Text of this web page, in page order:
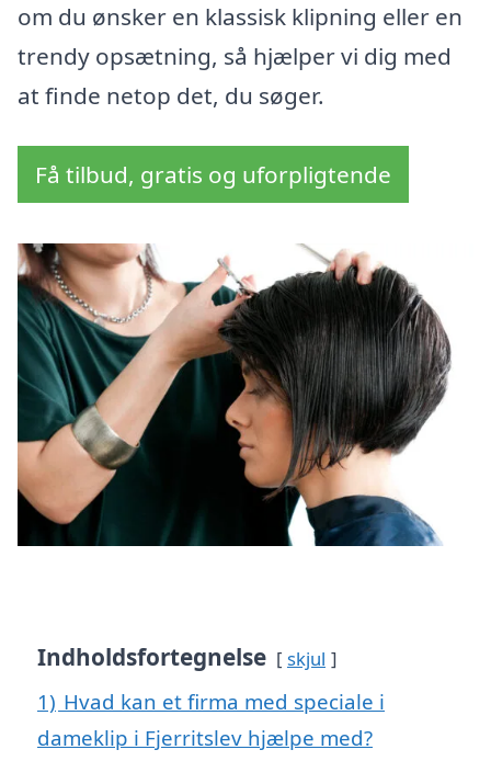
om du ønsker en klassisk klipning eller en
trendy opsætning, så hjælper vi dig med
at finde netop det, du søger.
Få tilbud, gratis og uforpligtende
Indholdsfortegnelse skjul
1) Hvad kan et firma med speciale i
dameklip i Fjerritslev hjælpe med?